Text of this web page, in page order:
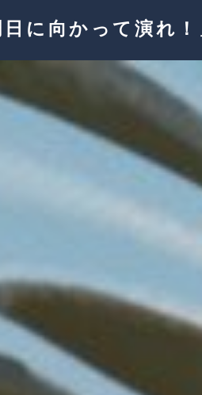
日に向かって演れ